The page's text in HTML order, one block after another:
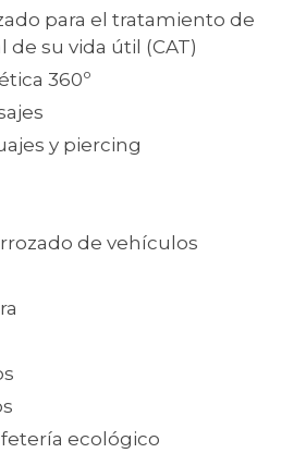
para el tratamiento de
de su vida útil (CAT)
360º
y piercing
de vehículos
ecológico